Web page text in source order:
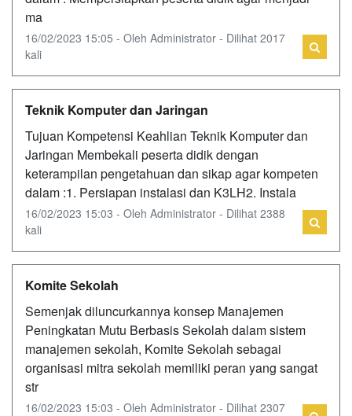
ma
16/02/2023 15:05 - Oleh Administrator - Dilihat 2017
kali
Teknik Komputer dan Jaringan
Tujuan Kompetensi Keahlian Teknik Komputer dan
Jaringan Membekali peserta didik dengan
keterampilan pengetahuan dan sikap agar kompeten
dalam :1. Persiapan instalasi dan K3LH2. Instala
16/02/2023 15:03 - Oleh Administrator - Dilihat 2388
kali
Komite Sekolah
Semenjak diluncurkannya konsep Manajemen
Peningkatan Mutu Berbasis Sekolah dalam sistem
manajemen sekolah, Komite Sekolah sebagai
organisasi mitra sekolah memiliki peran yang sangat
str
16/02/2023 15:03 - Oleh Administrator - Dilihat 2307